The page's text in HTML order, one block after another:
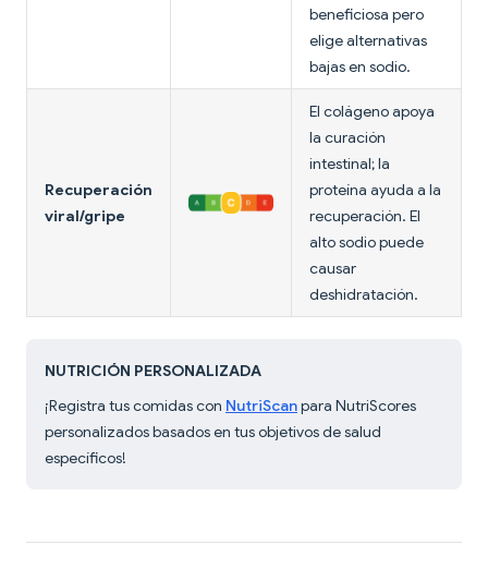
beneficiosa pero
elige alternativas
bajas en sodio.
Recuperación
viral/gripe
El colágeno apoya
la curación
intestinal; la
proteína ayuda a la
recuperación. El
alto sodio puede
causar
deshidratación.
NUTRICIÓN PERSONALIZADA
¡Registra tus comidas con NutriScanpara NutriScores
personalizados basados en tus objetivos de salud
específicos!